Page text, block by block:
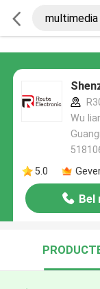
Wu
5.0
Bel